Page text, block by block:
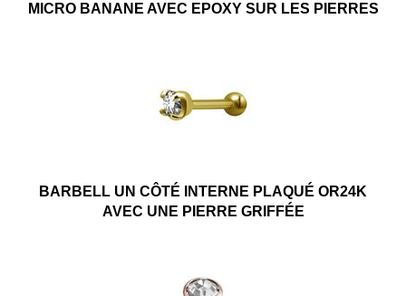
MICRO BANANE AVEC EPOXY SUR LES PIERRES
BARBELL UN CÔTÉ INTERNE PLAQUÉ OR24K
AVEC UNE PIERRE GRIFFÉE